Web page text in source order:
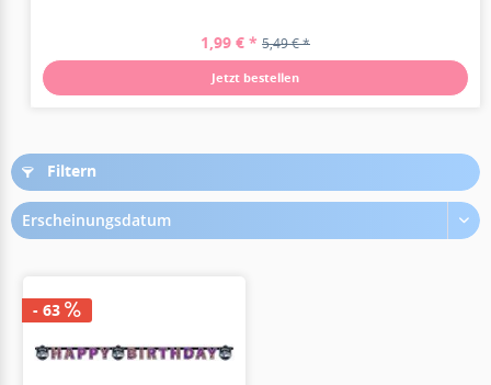
1,99 € * 5,49 € *
Jetzt bestellen
Filtern
Erscheinungsdatum
- 63